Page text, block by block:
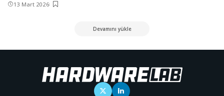
13 Mart 2026
Devamını yükle